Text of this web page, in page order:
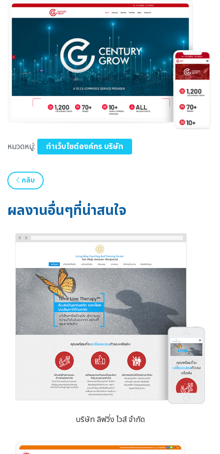
หมวดหมู่: ทำเว็บไซต์องค์กร บริษัท
กลับ
ผลงานอื่นๆที่น่าสนใจ
บริษัท ลิฟวิ่ง ไวส์ จำกัด